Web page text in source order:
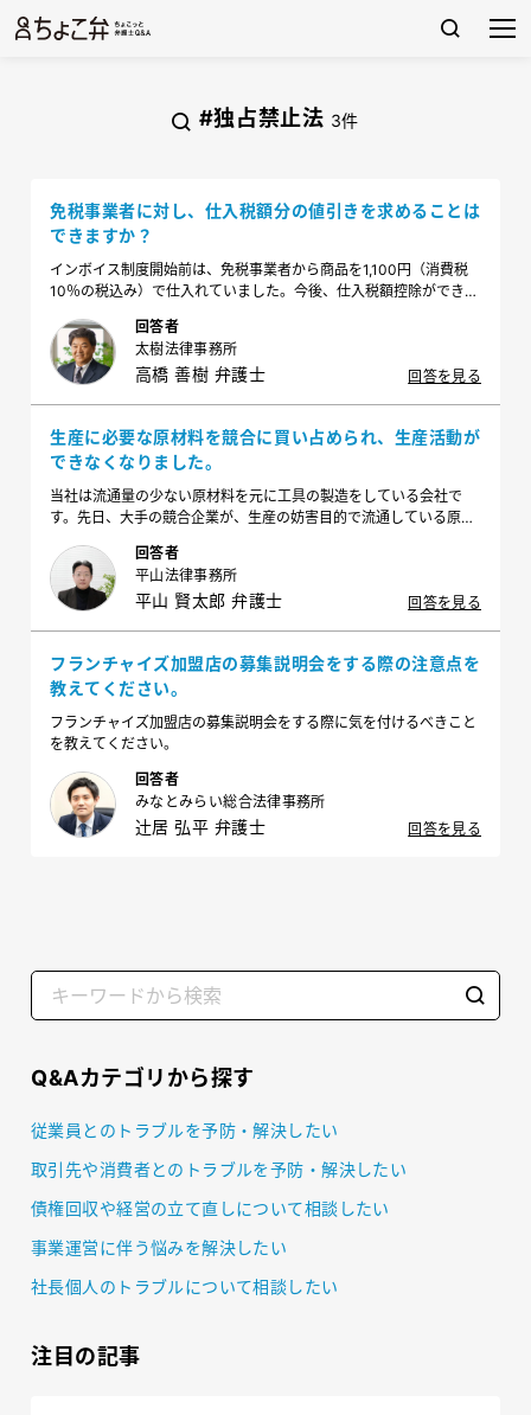
#独占禁止法 3件
免税事業者に対し、仕入税額分の値引きを求めることは
できますか？
インボイス制度開始前は、免税事業者から商品を1,100円（消費税
10％の税込み）で仕入れていました。今後、仕入税額控除ができな
円のうちいくらなら値引きするよう求めても問題ないですか。
回答者
太樹法律事務所
高橋 善樹 弁護士 回答を見る
生産に必要な原材料を競合に買い占められ、生産活動が
できなくなりました。
当社は流通量の少ない原材料を元に工具の製造をしている会社で
す。先日、大手の競合企業が、生産の妨害目的で流通している原材
活動ができなくなってしまいました。この場合、競合企業に対して
責任を追及できるのでしょうか。
回答者
平山法律事務所
平山 賢太郎 弁護士 回答を見る
フランチャイズ加盟店の募集説明会をする際の注意点を
教えてください。
フランチャイズ加盟店の募集説明会をする際に気を付けるべきこと
を教えてください。
回答者
みなとみらい総合法律事務所
辻󠄀居 弘平 弁護士 回答を見る
Q&Aカテゴリから探す
従業員とのトラブルを予防・解決したい
取引先や消費者とのトラブルを予防・解決したい
債権回収や経営の立て直しについて相談したい
事業運営に伴う悩みを解決したい
社長個人のトラブルについて相談したい
注目の記事